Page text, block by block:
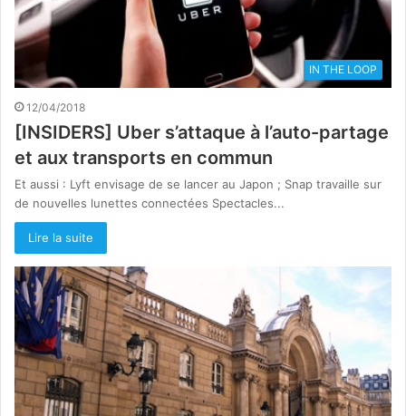
IN THE LOOP
12/04/2018
[INSIDERS] Uber s’attaque à l’auto-partage
et aux transports en commun
Et aussi : Lyft envisage de se lancer au Japon ; Snap travaille sur
de nouvelles lunettes connectées Spectacles...
Lire la suite